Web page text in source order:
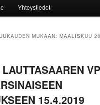
Yhteystiedot
MUKAAN:MAALISKUU
15.4.2019